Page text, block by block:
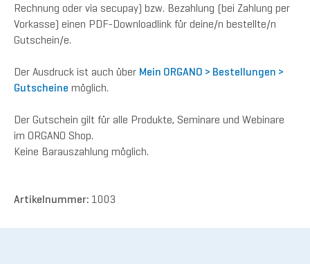
Rechnung oder via secupay) bzw. Bezahlung (bei Zahlung per
Vorkasse) einen PDF-Downloadlink für deine/n bestellte/n
Gutschein/e.
Der Ausdruck ist auch über Mein ORGANO > Bestellungen >
Gutscheine möglich.
Der Gutschein gilt für alle Produkte, Seminare und Webinare
im ORGANO Shop.
Keine Barauszahlung möglich.
Artikelnummer: 1003